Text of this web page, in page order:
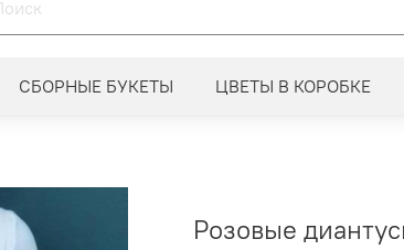
СБОРНЫЕ БУКЕТЫ ЦВЕТЫ В КОРОБКЕ
Розовые